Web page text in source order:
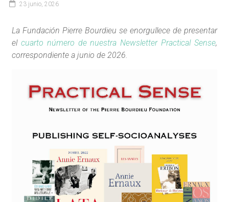
23 junio, 2026
La Fundación Pierre Bourdieu se enorgullece de presentar
elcuarto número de nuestra Newsletter Practical Sense,
correspondiente a junio de 2026.